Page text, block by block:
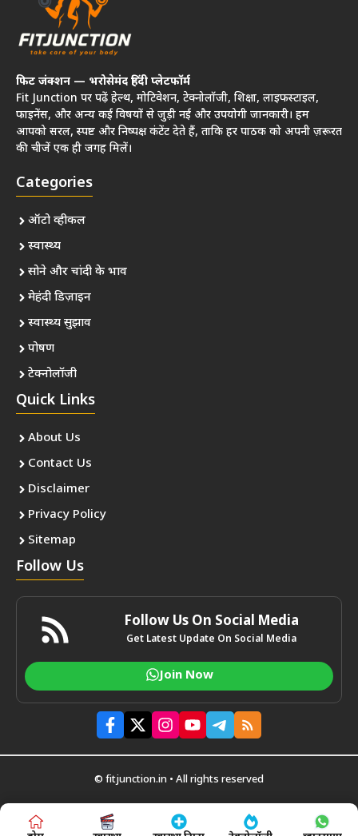
फिट जंक्शन — भरोसेमंद हिंदी प्लेटफॉर्म
Fit Junction पर पढ़ें हेल्थ, मोटिवेशन, टेक्नोलॉजी, शिक्षा, लाइफस्टाइल,
फाइनेंस, और अन्य कई विषयों से जुड़ी नई और उपयोगी जानकारी। हम
आपको सरल, स्पष्ट और निष्पक्ष कंटेंट देते हैं, ताकि हर पाठक को अपनी ज़रूरत
की चीजें एक ही जगह मिलें।
Categories
ऑटो व्हीकल
स्वास्थ्य
सोने और चांदी के भाव
मेहंदी डिज़ाइन
स्वास्थ्य सुझाव
पोषण
टेक्नोलॉजी
Quick Links
About Us
Contact Us
Disclaimer
Privacy Policy
Sitemap
Follow Us
Follow Us On Social Media
Get Latest Update On Social Media
Join Now
© fitjunction.in • All rights reserved